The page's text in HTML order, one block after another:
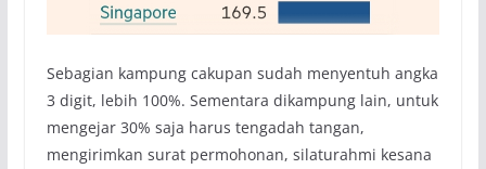
Sebagian kampung cakupan sudah menyentuh angka
3 digit, lebih 100%. Sementara dikampung lain, untuk
mengejar 30% saja harus tengadah tangan,
mengirimkan surat permohonan, silaturahmi kesana